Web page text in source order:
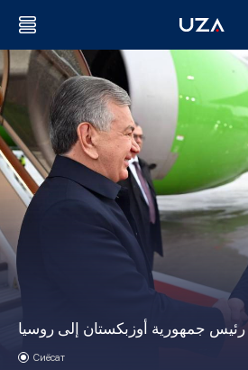
جمهورية أوزبكستان إلى روسيا
Сиёсат